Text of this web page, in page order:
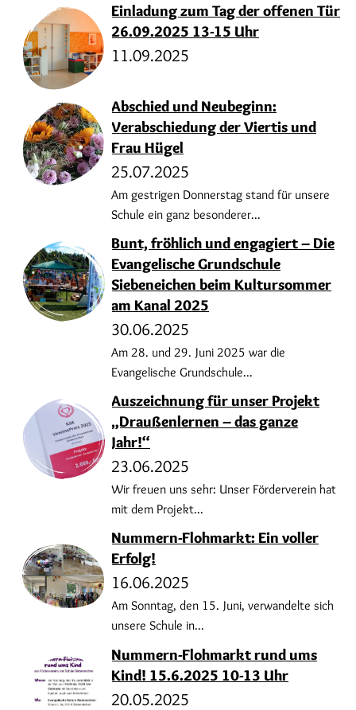
Einladung zum Tag der offenen Tür
26.09.2025 13-15 Uhr
11.09.2025
Abschied und Neubeginn:
Verabschiedung der Viertis und
Frau Hügel
25.07.2025
Am gestrigen Donnerstag stand für unsere
Schule ein ganz besonderer...
Bunt, fröhlich und engagiert – Die
Evangelische Grundschule
Siebeneichen beim Kultursommer
am Kanal 2025
30.06.2025
Am 28. und 29. Juni 2025 war die
Evangelische Grundschule...
Auszeichnung für unser Projekt
„Draußenlernen – das ganze
Jahr!“
23.06.2025
Wir freuen uns sehr: Unser Förderverein hat
mit dem Projekt...
Nummern-Flohmarkt: Ein voller
Erfolg!
16.06.2025
Am Sonntag, den 15. Juni, verwandelte sich
unsere Schule in...
Nummern-Flohmarkt rund ums
Kind! 15.6.2025 10-13 Uhr
20.05.2025